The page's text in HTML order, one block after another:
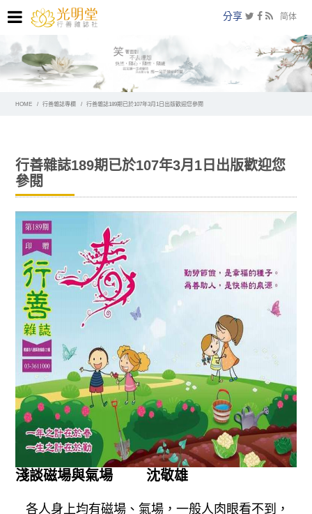
简体
分享
HOME 行善雜誌專欄 行善雜誌189期已於107年3月1日出版歡迎您參閱
行善雜誌189期已於107年3月1日出版歡迎您
參閱
淺談磁場與氣場 沈敬雄
各人身上均有磁場、氣場，一般人肉眼看不到，